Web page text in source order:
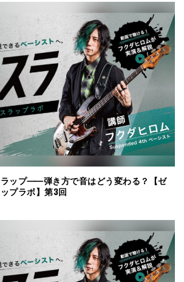
ラップ⸺弾き方で音はどう変わる？【ゼ
プラボ】第3回